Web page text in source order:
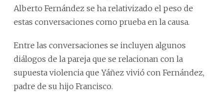
Alberto Fernández se ha relativizado el peso de
estas conversaciones como prueba en la causa.
Entre las conversaciones se incluyen algunos
diálogos de la pareja que se relacionan con la
supuesta violencia que Yáñez vivió con Fernández,
padre de su hijo Francisco.